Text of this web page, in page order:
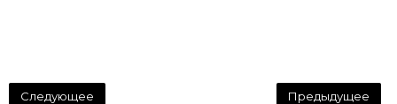
Следующее Предыдущее